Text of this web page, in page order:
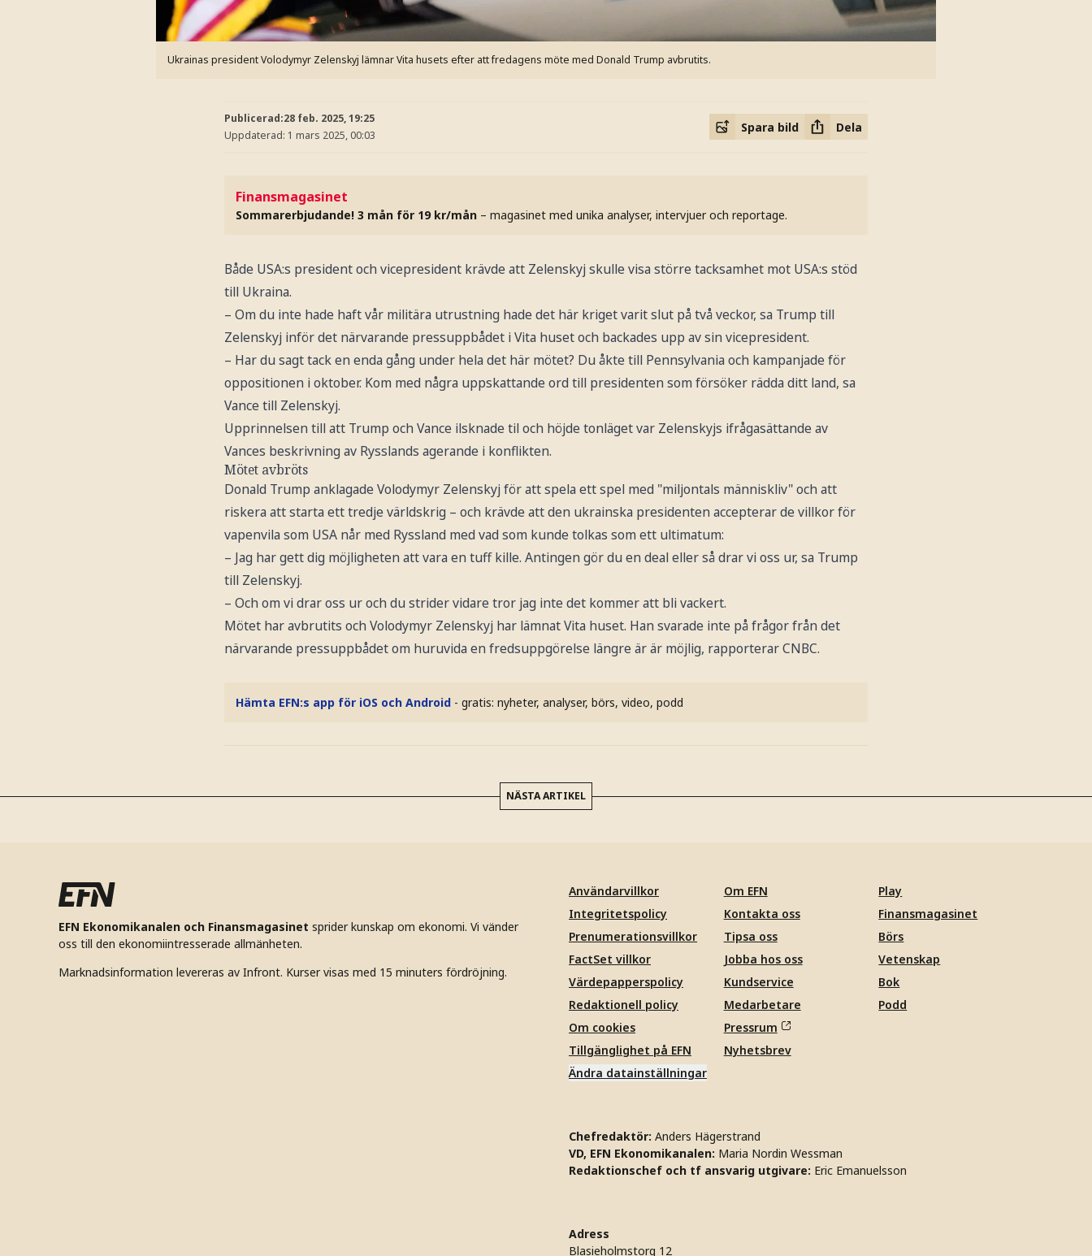
Ukrainas president Volodymyr Zelenskyj lämnar Vita husets efter att fredagens möte med Donald Trump avbrutits.
Publicerad:28 feb. 2025, 19:25
Uppdaterad: 1 mars 2025, 00:03
Spara bild Dela
Finansmagasinet
Sommarerbjudande! 3 mån för 19 kr/mån – magasinet med unika analyser, intervjuer och reportage.
Både USA:s president och vicepresident krävde att Zelenskyj skulle visa större tacksamhet mot USA:s stöd
till Ukraina.
– Om du inte hade haft vår militära utrustning hade det här kriget varit slut på två veckor, sa Trump till
Zelenskyj inför det närvarande pressuppbådet i Vita huset och backades upp av sin vicepresident.
– Har du sagt tack en enda gång under hela det här mötet? Du åkte till Pennsylvania och kampanjade för
oppositionen i oktober. Kom med några uppskattande ord till presidenten som försöker rädda ditt land, sa
Vance till Zelenskyj.
Upprinnelsen till att Trump och Vance ilsknade til och höjde tonläget var Zelenskyjs ifrågasättande av
Vances beskrivning av Rysslands agerande i konflikten.
Mötet avbröts
Donald Trump anklagade Volodymyr Zelenskyj för att spela ett spel med "miljontals människliv" och att
riskera att starta ett tredje världskrig – och krävde att den ukrainska presidenten accepterar de villkor för
vapenvila som USA når med Ryssland med vad som kunde tolkas som ett ultimatum:
– Jag har gett dig möjligheten att vara en tuff kille. Antingen gör du en deal eller så drar vi oss ur, sa Trump
till Zelenskyj.
– Och om vi drar oss ur och du strider vidare tror jag inte det kommer att bli vackert.
Mötet har avbrutits och Volodymyr Zelenskyj har lämnat Vita huset. Han svarade inte på frågor från det
närvarande pressuppbådet om huruvida en fredsuppgörelse längre är är möjlig, rapporterar CNBC.
Hämta EFN:s app för iOS och Android - gratis: nyheter, analyser, börs, video, podd
NÄSTA ARTIKEL
EFN Ekonomikanalen och Finansmagasinet sprider kunskap om ekonomi. Vi vänder
oss till den ekonomiintresserade allmänheten.
Marknadsinformation levereras av Infront. Kurser visas med 15 minuters fördröjning.
Användarvillkor
Integritetspolicy
Prenumerationsvillkor
FactSet villkor
Värdepapperspolicy
Redaktionell policy
Om cookies
Tillgänglighet på EFN
Ändra datainställningar
Om EFN
Kontakta oss
Tipsa oss
Jobba hos oss
Kundservice
Medarbetare
Pressrum
Nyhetsbrev
Play
Finansmagasinet
Börs
Vetenskap
Bok
Podd
Chefredaktör: Anders Hägerstrand
VD, EFN Ekonomikanalen: Maria Nordin Wessman
Redaktionschef och tf ansvarig utgivare: Eric Emanuelsson
Adress
Blasieholmstorg 12